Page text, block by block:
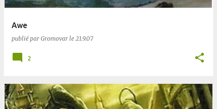
Awe
publié par Gromovar le 21.9.07
2